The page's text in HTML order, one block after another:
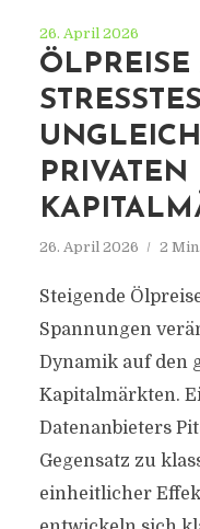
26. April 2026
ÖLPREISE
PRIVATEN
26. April 2026 2
Steigende
Spannungen
Dynamik auf den
Kapitalmärkten.
Datenanbieters
Gegensatz zu
einheitlicher